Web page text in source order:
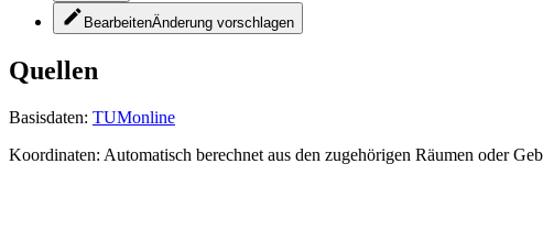
BearbeitenÄnderung vorschlagen
Quellen
Basisdaten: TUMonline
Koordinaten: Automatisch berechnet aus den zugehörigen Räumen oder